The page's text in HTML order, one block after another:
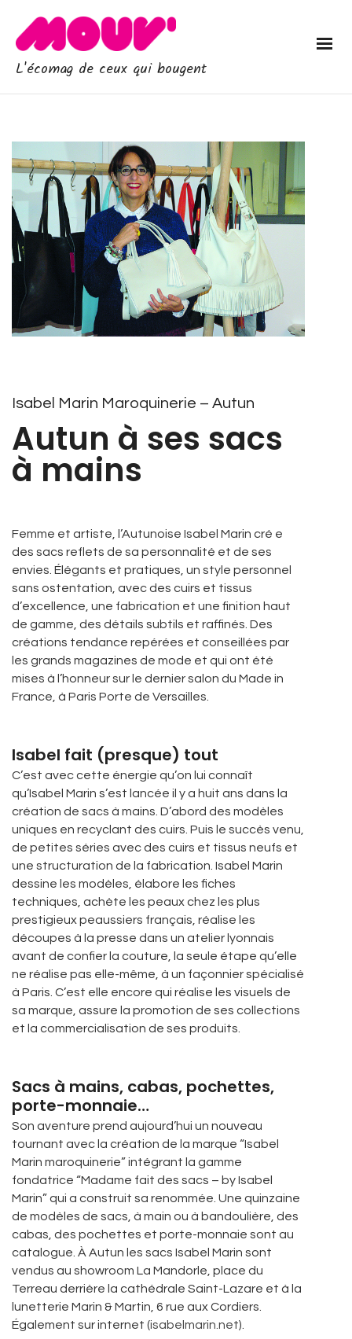
L'écomag de ceux qui bougent
Isabel Marin Maroquinerie – Autun
Autun à ses sacs
à mains
Femme et artiste, l’Autunoise Isabel Marin cré e
des sacs reflets de sa personnalité et de ses
envies. Élégants et pratiques, un style personnel
sans ostentation, avec des cuirs et tissus
d’excellence, une fabrication et une finition haut
de gamme, des détails subtils et raffinés. Des
créations tendance repérées et conseillées par
les grands magazines de mode et qui ont été
mises à l’honneur sur le dernier salon du Made in
France, à Paris Porte de Versailles.
Isabel fait (presque) tout
C’est avec cette énergie qu’on lui connaît
qu’Isabel Marin s’est lancée il y a huit ans dans la
création de sacs à mains. D’abord des modèles
uniques en recyclant des cuirs. Puis le succès venu,
de petites séries avec des cuirs et tissus neufs et
une structuration de la fabrication. Isabel Marin
dessine les modèles, élabore les fiches
techniques, achète les peaux chez les plus
prestigieux peaussiers français, réalise les
découpes à la presse dans un atelier lyonnais
avant de confier la couture, la seule étape qu’elle
ne réalise pas elle-même, à un façonnier spécialisé
à Paris. C’est elle encore qui réalise les visuels de
sa marque, assure la promotion de ses collections
et la commercialisation de ses produits.
Sacs à mains, cabas, pochettes,
porte-monnaie…
Son aventure prend aujourd’hui un nouveau
tournant avec la création de la marque “Isabel
Marin maroquinerie” intégrant la gamme
fondatrice “Madame fait des sacs – by Isabel
Marin” qui a construit sa renommée. Une quinzaine
de modèles de sacs, à main ou à bandoulière, des
cabas, des pochettes et porte-monnaie sont au
catalogue. À Autun les sacs Isabel Marin sont
vendus au showroom La Mandorle, place du
Terreau derrière la cathédrale Saint-Lazare et à la
lunetterie Marin & Martin, 6 rue aux Cordiers.
Également sur internet (isabelmarin.net).